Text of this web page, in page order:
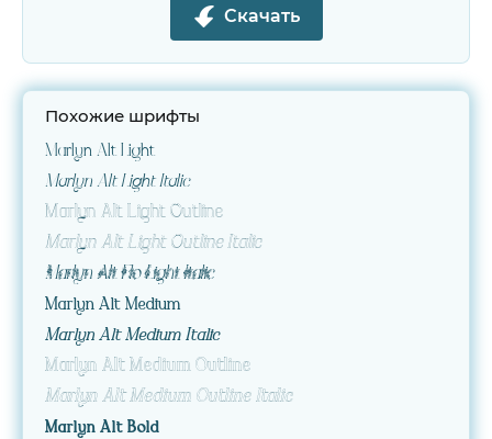
Скачать
Похожие шрифты
Marlyn Alt Light
Marlyn Alt Light Italic
Marlyn Alt Light Outline
Marlyn Alt Light Outline Italic
Marlyn Alt Flo Light Italic
Marlyn Alt Medium
Marlyn Alt Medium Italic
Marlyn Alt Medium Outline
Marlyn Alt Medium Outline Italic
Marlyn Alt Bold